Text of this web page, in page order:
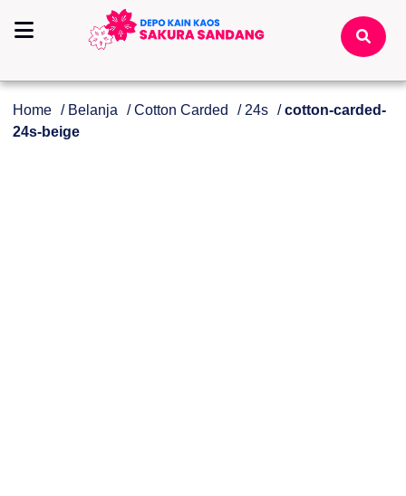
Home / Belanja /Cotton Carded / 24s /cotton-carded-
24s-beige